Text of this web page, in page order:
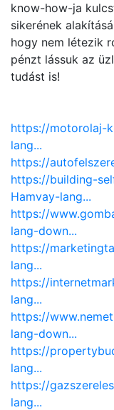
know-how-ja
sikerének
hogy nem létezik
pénzt lássuk az
tudást is!
https://motorolaj-
lang...
https://
https://building-
Hamvay-lang...
https://
lang-down...
https://
lang...
https://
lang...
https://
lang-down...
https://
lang...
https://
lang...